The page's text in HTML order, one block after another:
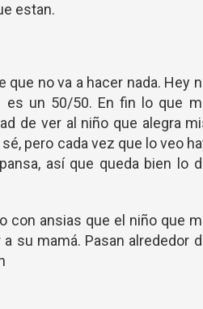
estan.
que no va a hacer nada. Hey
es un 50/50. En fin lo que
de ver al niño que alegra
pero cada vez que lo veo
así que queda bien lo
con ansias que el niño que
su mamá. Pasan alrededor